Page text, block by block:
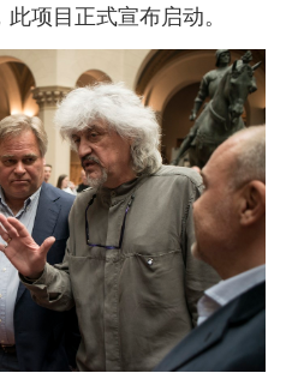
项目正式宣布启动。